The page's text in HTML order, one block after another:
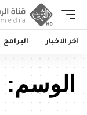
اخر الاخبار البرامج
الوسم: